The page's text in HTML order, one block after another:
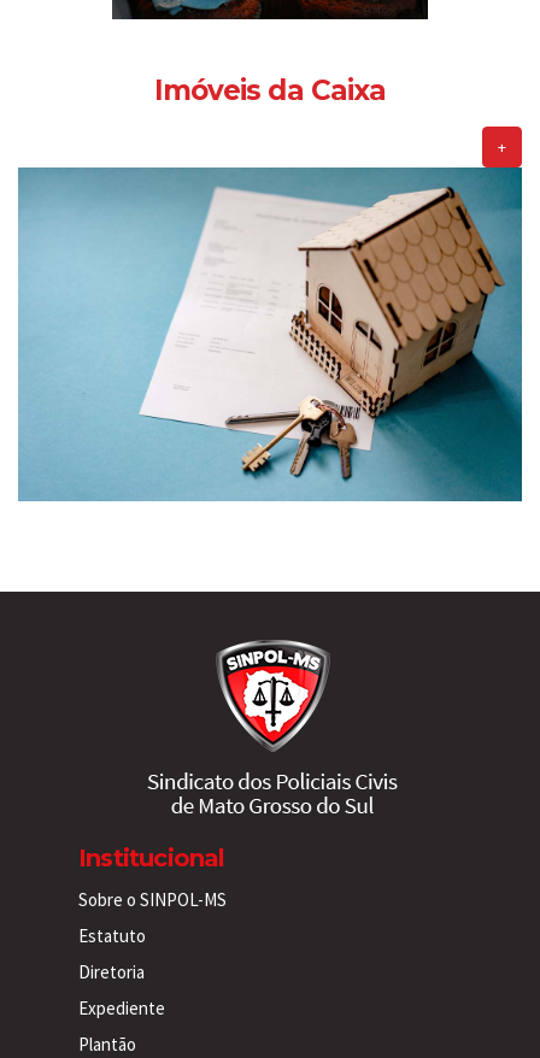
Imóveis da Caixa
+
Institucional
Sobre o SINPOL-MS
Estatuto
Diretoria
Expediente
Plantão